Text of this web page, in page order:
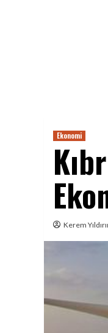
Ekonomi
Kerem